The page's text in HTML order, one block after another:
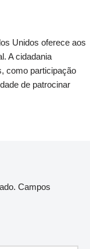
Unidos oferece aos
A cidadania
como participação
de patrocinar
Campos